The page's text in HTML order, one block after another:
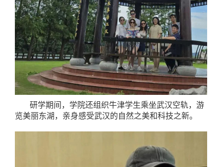
研学期间，学院还组织牛津学生乘坐武汉空轨，游
览美丽东湖，亲身感受武汉的自然之美和科技之新。